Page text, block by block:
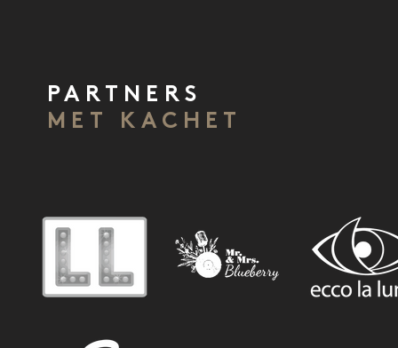
PARTNERS
MET KACHET